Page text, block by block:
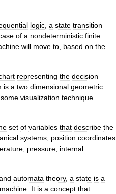
logic a state transition
of a nondeterministic finite
will move to based on the
representing the decision
is a two dimensional geometric
some visualization technique
set of variables that describe the
systems position coordinates
pressure internal
automata theory, a state is a
machine It is a concept that